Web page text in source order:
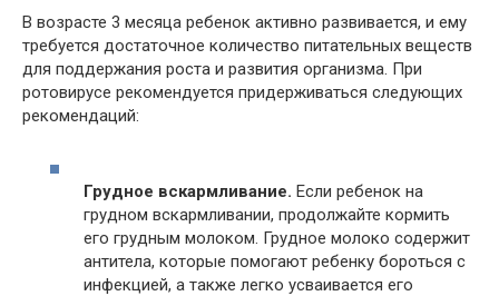
В возрасте 3 месяца ребенок активно развивается, и ему
требуется достаточное количество питательных веществ
для поддержания роста и развития организма. При
ротовирусе рекомендуется придерживаться следующих
рекомендаций:
Грудное вскармливание. Если ребенок на
грудном вскармливании, продолжайте кормить
его грудным молоком. Грудное молоко содержит
антитела, которые помогают ребенку бороться с
инфекцией, а также легко усваивается его